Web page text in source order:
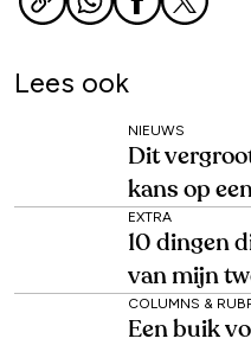
Lees ook
NIEUWS
Dit
kans op
EXTRA
10 dingen
van mijn
COLUMNS &
Een buik